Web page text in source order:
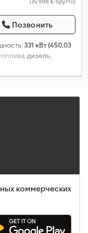
Позвонить
331 кВт (450,03
дизель,
осей:
, кабина водителя:
воздух, Год выпуска:
стекол
коммерческих